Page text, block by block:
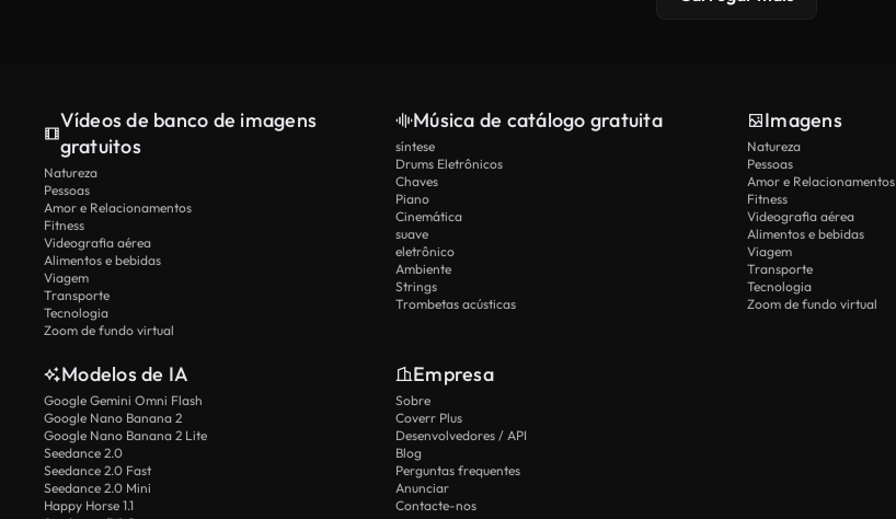
Vídeos de banco de imagens
gratuitos
Natureza
Pessoas
Amor e Relacionamentos
Fitness
Videografia aérea
Alimentos e bebidas
Viagem
Transporte
Tecnologia
Zoom de fundo virtual
Música de catálogo gratuita
síntese
Drums Eletrônicos
Chaves
Piano
Cinemática
suave
eletrônico
Ambiente
Strings
Trombetas acústicas
Imagens
Natureza
Pessoas
Amor e Relacionamentos
Fitness
Videografia aérea
Alimentos e bebidas
Viagem
Transporte
Tecnologia
Zoom de fundo virtual
Modelos de IA
Google Gemini Omni Flash
Google Nano Banana 2
Google Nano Banana 2 Lite
Seedance 2.0
Seedance 2.0 Fast
Seedance 2.0 Mini
Happy Horse 1.1
Empresa
Sobre
Coverr Plus
Desenvolvedores / API
Blog
Perguntas frequentes
Anunciar
Contacte-nos